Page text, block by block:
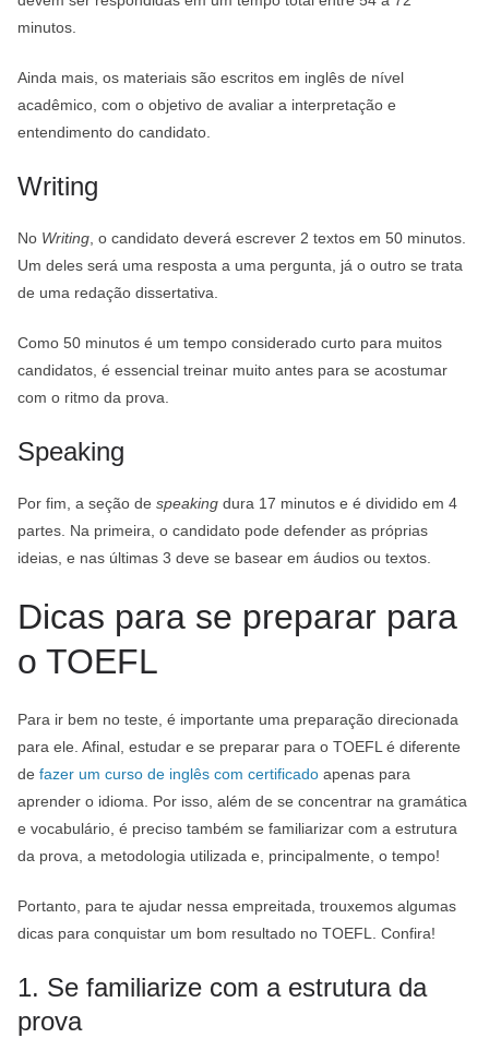
minutos.
Ainda mais, os materiais são escritos em inglês de nível
acadêmico, com o objetivo de avaliar a interpretação e
entendimento do candidato.
Writing
No Writing , o candidato deverá escrever 2 textos em 50 minutos.
Um deles será uma resposta a uma pergunta, já o outro se trata
de uma redação dissertativa.
Como 50 minutos é um tempo considerado curto para muitos
candidatos, é essencial treinar muito antes para se acostumar
com o ritmo da prova.
Speaking
Por fim, a seção de speaking dura 17 minutos e é dividido em 4
partes. Na primeira, o candidato pode defender as próprias
ideias, e nas últimas 3 deve se basear em áudios ou textos.
Dicas para se preparar para
o TOEFL
Para ir bem no teste, é importante uma preparação direcionada
para ele. Afinal, estudar e se preparar para o TOEFL é diferente
de fazer um curso de inglês com certificado apenas para
aprender o idioma. Por isso, além de se concentrar na gramática
e vocabulário, é preciso também se familiarizar com a estrutura
da prova, a metodologia utilizada e, principalmente, o tempo!
Portanto, para te ajudar nessa empreitada, trouxemos algumas
dicas para conquistar um bom resultado no TOEFL. Confira!
1. Se familiarize com a estrutura da
prova